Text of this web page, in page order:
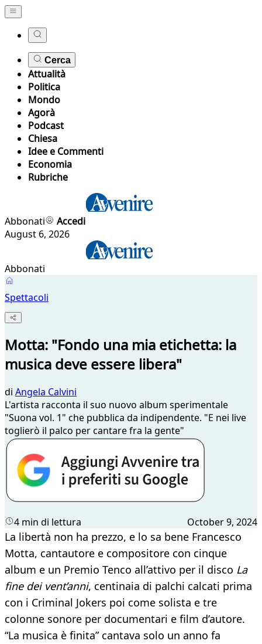
Cerca
Attualità
Politica
Mondo
Agorà
Podcast
Chiesa
Idee e Commenti
Economia
Rubriche
Abbonati
Accedi
August 6, 2026
Abbonati
Spettacoli
Motta: "Fondo una mia etichetta: la
musica deve essere libera"
di Angela Calvini
L'artista racconta il suo nuovo album sperimentale
"Suona vol. 1" che pubblica da indipendente. "E nei live
toglierò il palco per cantare fra la gente"
4 min di lettura October 9, 2024
La libertà non ha prezzo, e lo sa bene Francesco
Motta, cantautore e compositore con cinque
album e un Premio Tenco all’attivo per il disco La
fine dei vent’anni, centinaia di palchi calcati prima
con i Criminal Jokers poi come solista e tre
colonne sonore per documentari e film d’autore.
“La musica è finita” cantava solo un anno fa